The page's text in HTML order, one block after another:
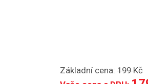
Základní cena: 199 Kč